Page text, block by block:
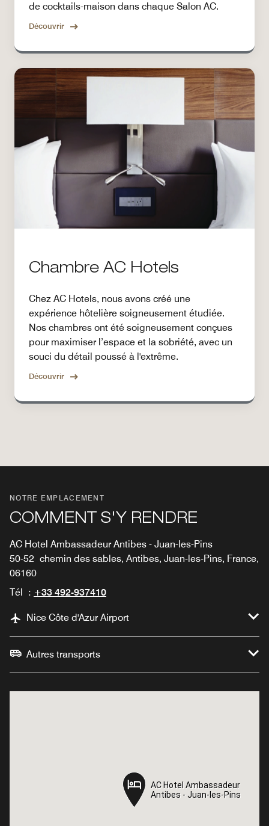
de cocktails-maison dans chaque Salon AC.
Découvrir
Chambre AC Hotels
Chez AC Hotels, nous avons créé une
expérience hôtelière soigneusement étudiée.
Nos chambres ont été soigneusement conçues
pour maximiser l’espace et la sobriété, avec un
souci du détail poussé à l'extrême.
Découvrir
NOTRE EMPLACEMENT
COMMENT S'Y RENDRE
AC Hotel Ambassadeur Antibes - Juan-les-Pins
50-52 chemin des sables, Antibes, Juan-les-Pins, France,
06160
Tél : +33 492-937410
Nice Côte d'Azur Airport
Autres transports
AC Hotel Ambassadeur
Antibes - Juan-les-Pins
AC Hotel Ambassadeur
Antibes - Juan-les-Pins